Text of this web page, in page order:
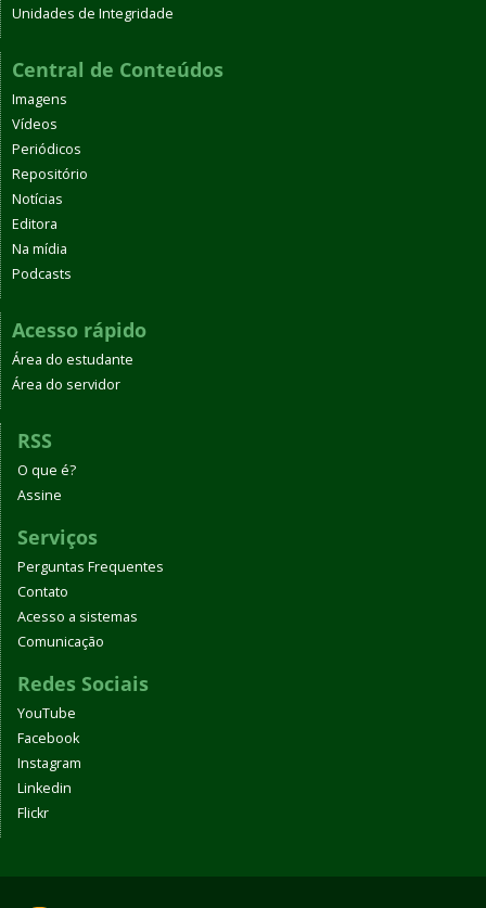
Unidades de Integridade
Central de Conteúdos
Imagens
Vídeos
Periódicos
Repositório
Notícias
Editora
Na mídia
Podcasts
Acesso rápido
Área do estudante
Área do servidor
RSS
O que é?
Assine
Serviços
Perguntas Frequentes
Contato
Acesso a sistemas
Comunicação
Redes Sociais
YouTube
Facebook
Instagram
Linkedin
Flickr